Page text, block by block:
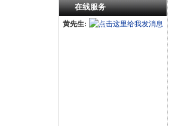
在线服务
黄先生: